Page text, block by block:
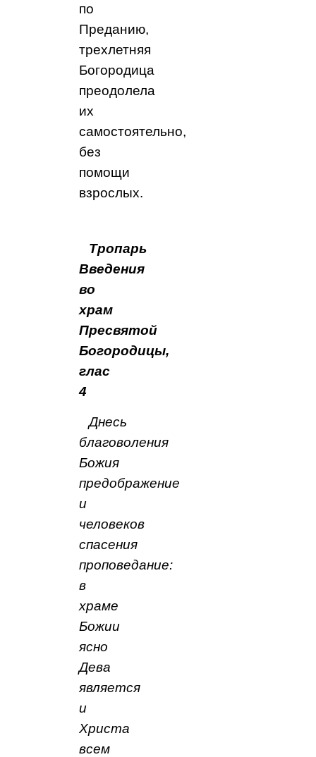
по
Преданию,
трехлетняя
Богородица
преодолела
их
самостоятельно,
без
помощи
взрослых.
Тропарь
Введения
во
храм
Пресвятой
Богородицы,
глас
4
Днесь
благоволения
Божия
предображение
и
человеков
спасения
проповедание:
в
храме
Божии
ясно
Дева
является
и
Христа
всем